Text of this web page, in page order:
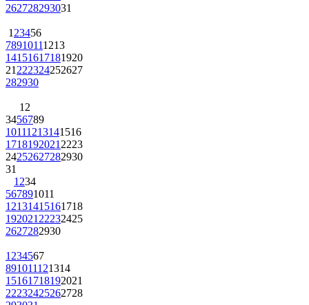
262728293031
1 23456
78910111213
14151617181920
21 222324252627
282930
1 2
3456789
10111213141516
1718192021 2223
24252627282930
31
1 234
567891011
12131415161718
192021 22232425
2627282930
1 234567
891011121314
15161718192021
22232425262728